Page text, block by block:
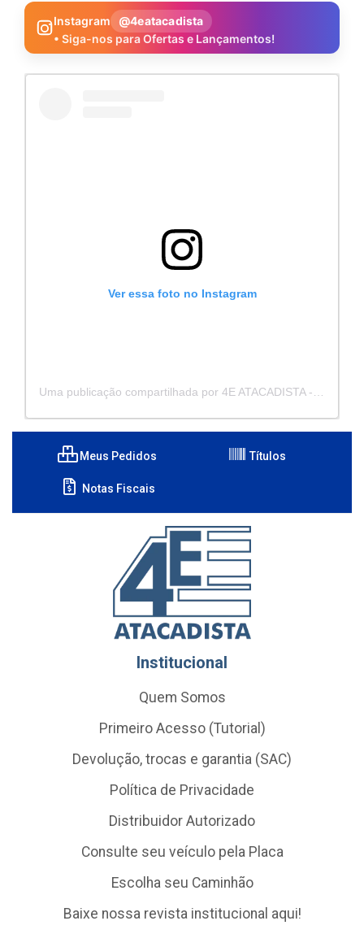
Instagram
@4eatacadista
• Siga-nos para Ofertas e Lançamentos!
Ver essa foto no Instagram
Meus Pedidos Títulos
Notas Fiscais
Institucional
Quem Somos
Primeiro Acesso (Tutorial)
Devolução, trocas e garantia (SAC)
Política de Privacidade
Distribuidor Autorizado
Consulte seu veículo pela Placa
Escolha seu Caminhão
Baixe nossa revista institucional aqui!